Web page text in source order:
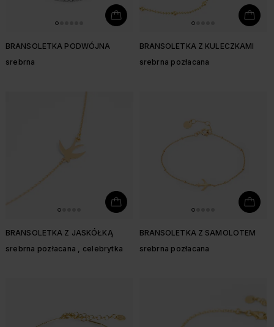
BRANSOLETKA PODWÓJNA
srebrna
BRANSOLETKA Z KULECZKAMI
srebrna pozłacana
BRANSOLETKA Z JASKÓŁKĄ
srebrna pozłacana , celebrytka
BRANSOLETKA Z SAMOLOTEM
srebrna pozłacana